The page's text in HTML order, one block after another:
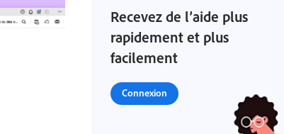
Recevez de l’aide plus
rapidement et plus
facilement
Connexion